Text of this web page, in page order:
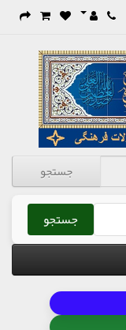
جستجو
جستجو